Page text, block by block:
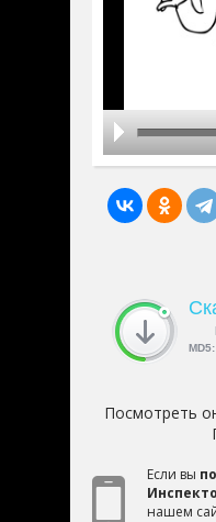
MD5:
Посмотреть
Если вы
нашем